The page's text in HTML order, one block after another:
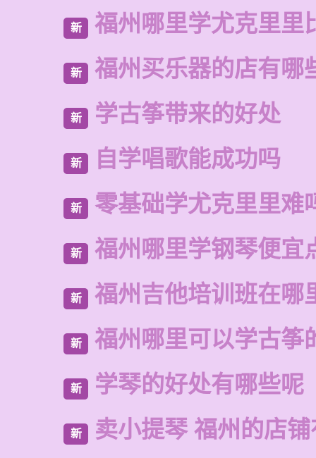
新 福州哪里学尤克里里
新 福州买乐器的店有哪
新 学古筝带来的好处
新 自学唱歌能成功吗
新 零基础学尤克里里难
新 福州哪里学钢琴便宜
新 福州吉他培训班在哪
新 福州哪里可以学古筝
新 学琴的好处有哪些呢
新 卖小提琴 福州的店